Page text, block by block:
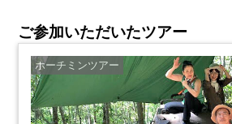
ご参加いただいたツアー
ホーチミンツアー